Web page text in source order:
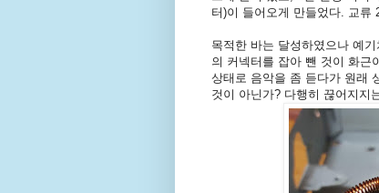
터)이 들어오게 만들었다. 교류
목적한 바는 달성하였으나 예
의 커넥터를 잡아 뺀 것이 화근
상태로 음악을 좀 듣다가 원래
것이 아닌가? 다행히 끊어지지